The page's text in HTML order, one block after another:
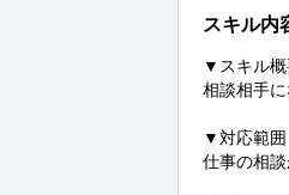
スキル内
▼スキル概
相談相手
▼対応範囲
仕事の相